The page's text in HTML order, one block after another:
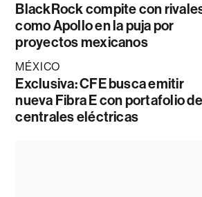
BlackRock compite con
como Apollo en la puja por
proyectos mexicanos
MÉXICO
Exclusiva: CFE busca emitir
nueva Fibra E con portafolio de
centrales eléctricas